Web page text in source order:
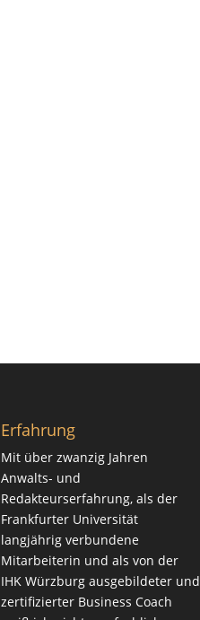
Erfahrung
Mit über zwanzig Jahren
Anwalts- und
Redakteurserfahrung, als der
Frankfurter Universität
langjährig verbundene
Mitarbeiterin und als von der
IHK Würzburg ausgebildeter und
zertifizierter Business Coach